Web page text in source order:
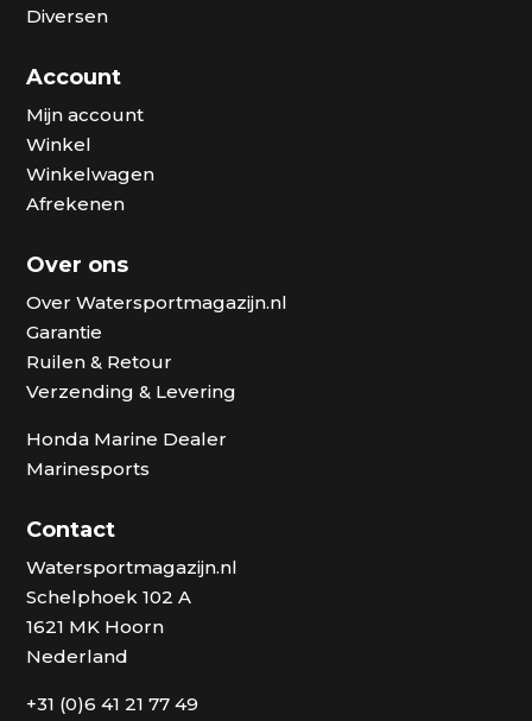
Diversen
Account
Mijn account
Winkel
Winkelwagen
Afrekenen
Over ons
Over Watersportmagazijn.nl
Garantie
Ruilen & Retour
Verzending & Levering
Honda Marine Dealer
Marinesports
Contact
Watersportmagazijn.nl
Schelphoek 102 A
1621 MK Hoorn
Nederland
+31 (0)6 41 21 77 49